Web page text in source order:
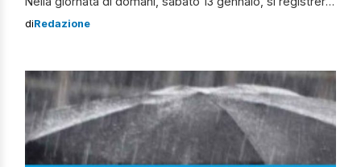
un miglioramento delle condizioni meteo. I rovesci non
regionale non ha diramato alcuna […]
diRedazione